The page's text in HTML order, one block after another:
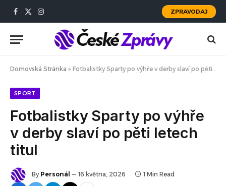
Facebook
X
Instagram
ZPRAVODAJ
Domovská Stránka » Fotbalistky Sparty po výhře v derby slaví po pěti letech titul
SPORT
Fotbalistky Sparty po výhře
v derby slaví po pěti letech
titul
By Personál 16 května, 2026 1 Min Read